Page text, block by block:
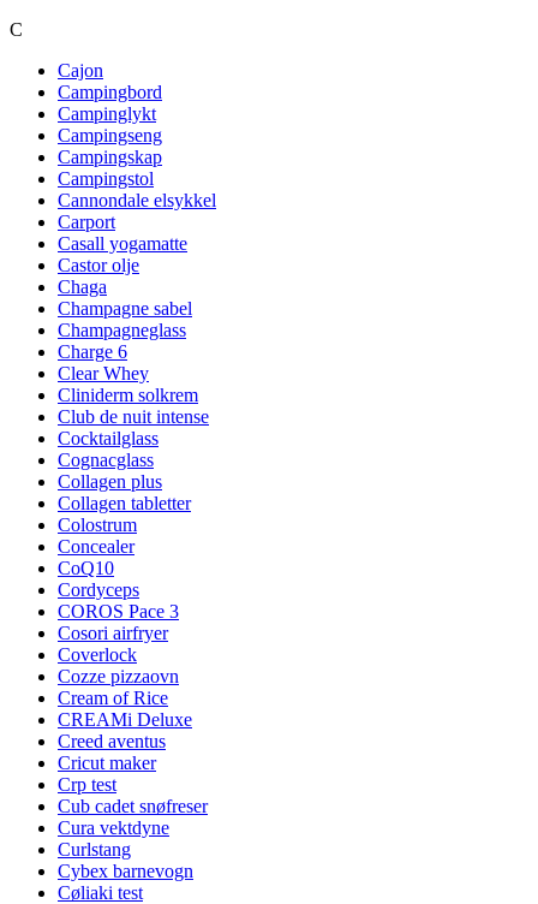
C
Cajon
Campingbord
Campinglykt
Campingseng
Campingskap
Campingstol
Cannondale elsykkel
Carport
Casall yogamatte
Castor olje
Chaga
Champagne sabel
Champagneglass
Charge 6
Clear Whey
Cliniderm solkrem
Club de nuit intense
Cocktailglass
Cognacglass
Collagen plus
Collagen tabletter
Colostrum
Concealer
CoQ10
Cordyceps
COROS Pace 3
Cosori airfryer
Coverlock
Cozze pizzaovn
Cream of Rice
CREAMi Deluxe
Creed aventus
Cricut maker
Crp test
Cub cadet snøfreser
Cura vektdyne
Curlstang
Cybex barnevogn
Cøliaki test